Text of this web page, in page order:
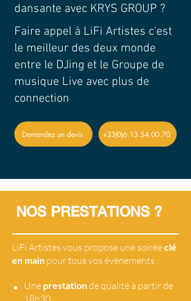
dansante avec KRYS GROUP ?
Faire appel à LiFi Artistes c'est
le meilleur des deux monde
entre le DJing et le Groupe de
musique Live avec plus de
connection
Demandez un devis +33(0)6.13.54.00.70
NOS PRESTATIONS ?
LiFi Artistes vous propose une soiréeclé
en main pour tous vos évènements :
• Une prestationde qualité à partir de
18h30